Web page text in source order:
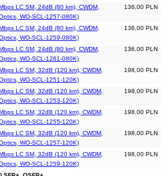
136,00 PLN
LC SM, 24dB (80 km), CWDM,
WO-SCL-1257-080K)
136,00 PLN
LC SM, 24dB (80 km), CWDM,
WO-SCL-1259-080K)
136,00 PLN
LC SM, 24dB (80 km), CWDM,
WO-SCL-1261-080K)
198,00 PLN
LC SM, 32dB (120 km), CWDM,
WO-SCL-1251-120K)
198,00 PLN
LC SM, 32dB (120 km), CWDM,
WO-SCL-1253-120K)
198,00 PLN
LC SM, 32dB (120 km), CWDM,
WO-SCL-1255-120K)
198,00 PLN
LC SM, 32dB (120 km), CWDM,
WO-SCL-1257-120K)
198,00 PLN
LC SM, 32dB (120 km), CWDM,
WO-SCL-1259-120K)